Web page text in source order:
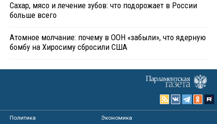
Сахар, мясо и лечение зубов: что подорожает в России
больше всего
Атомное молчание: почему в ООН «забыли», что ядерную
бомбу на Хиросиму сбросили США
Политика
Экономика